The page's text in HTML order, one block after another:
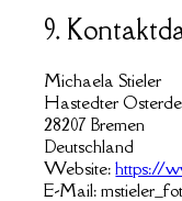
9.
Michaela Stieler
Hastedter
28207 Bremen
Deutschland
Website:https://
E-Mail: